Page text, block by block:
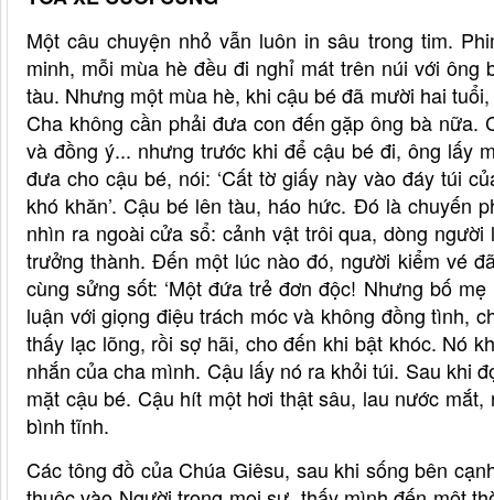
Một câu chuyện nhỏ vẫn luôn in sâu trong tim.
minh, mỗi mùa hè đều đi nghỉ mát trên núi với
tàu. Nhưng một mùa hè, khi cậu bé đã mười hai
Cha không cần phải đưa con đến gặp ông bà nữa.
và đồng ý... nhưng trước khi để cậu bé đi, ông lấy
đưa cho cậu bé, nói: ‘Cất tờ giấy này vào đáy túi
khó khăn’. Cậu bé lên tàu, háo hức. Đó là chuyến
nhìn ra ngoài cửa sổ: cảnh vật trôi qua, dòng
trưởng thành. Đến một lúc nào đó, người kiểm vé
cùng sửng sốt: ‘Một đứa trẻ đơn độc! Nhưng bố
luận với giọng điệu trách móc và không đồng tình,
thấy lạc lõng, rồi sợ hãi, cho đến khi bật khóc. Nó
nhắn của cha mình. Cậu lấy nó ra khỏi túi. Sau khi
mặt cậu bé. Cậu hít một hơi thật sâu, lau nước
bình tĩnh.
Các tông đồ của Chúa Giêsu, sau khi sống bên